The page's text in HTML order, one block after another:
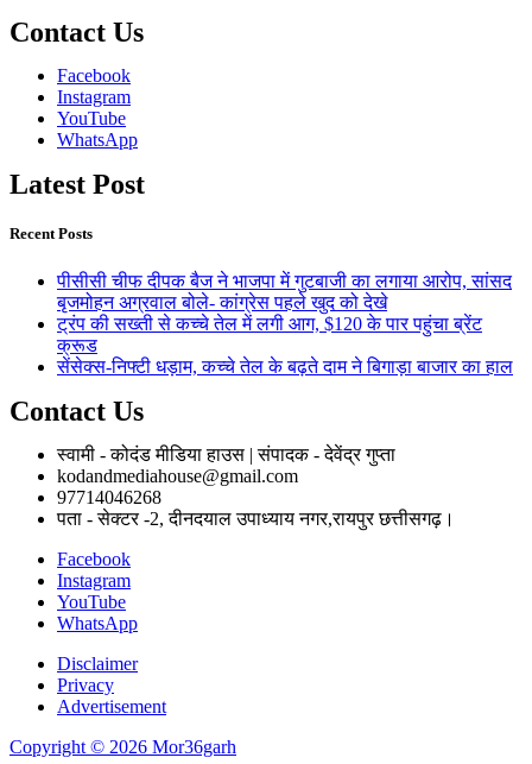
Contact Us
Facebook
Instagram
YouTube
WhatsApp
Latest Post
Recent Posts
पीसीसी चीफ दीपक बैज ने भाजपा में गुटबाजी का लगाया आरोप, सांसद
बृजमोहन अग्रवाल बोले- कांग्रेस पहले खुद को देखे
ट्रंप की सख्ती से कच्चे तेल में लगी आग, $120 के पार पहुंचा ब्रेंट
क्रूड
सेंसेक्स-निफ्टी धड़ाम, कच्चे तेल के बढ़ते दाम ने बिगाड़ा बाजार का हाल
Contact Us
स्वामी - कोदंड मीडिया हाउस | संपादक - देवेंद्र गुप्ता
kodandmediahouse@gmail.com
97714046268
पता - सेक्टर -2, दीनदयाल उपाध्याय नगर,रायपुर छत्तीसगढ़।
Facebook
Instagram
YouTube
WhatsApp
Disclaimer
Privacy
Advertisement
Copyright © 2026 Mor36garh